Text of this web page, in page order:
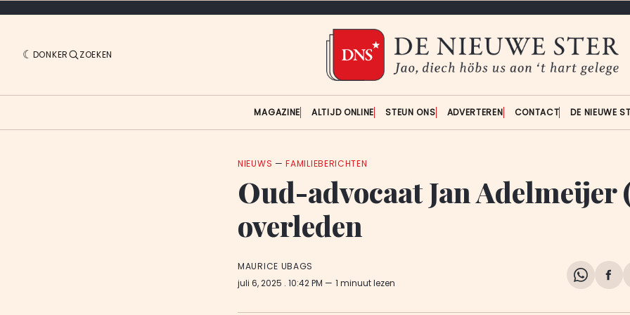
DONKER ZOEKEN
MAGAZINE ALTIJD ONLINE STEUN ONS ADVERTEREN CONTACT DE NIEUWE
NIEUWS —FAMILIEBERICHTEN
Oud-advocaat Jan Adelmeijer
overleden
MAURICE UBAGS
juli 6, 2025 . 10:42 PM 1 minuut lezen
Share